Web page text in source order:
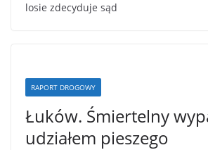
losie zdecyduje sąd
RAPORT DROGOWY
Łuków. Śmiertelny
udziałem pieszego